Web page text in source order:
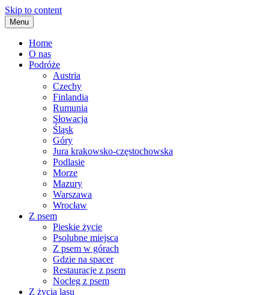
Skip to content
Menu
Home
O nas
Podróże
Austria
Czechy
Finlandia
Rumunia
Słowacja
Śląsk
Góry
Jura krakowsko-częstochowska
Podlasie
Morze
Mazury
Warszawa
Wrocław
Z psem
Pieskie życie
Psolubne miejsca
Z psem w górach
Gdzie na spacer
Restauracje z psem
Nocleg z psem
Z życia lasu